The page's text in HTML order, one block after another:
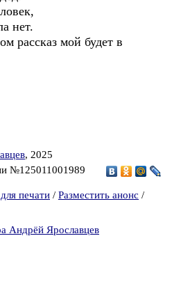
нет.
рассказ мой будет в
, 2025
№125011001989
печати / Разместить анонс /
Андрёй Ярославцев